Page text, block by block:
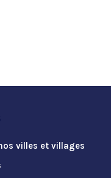
villes et villages